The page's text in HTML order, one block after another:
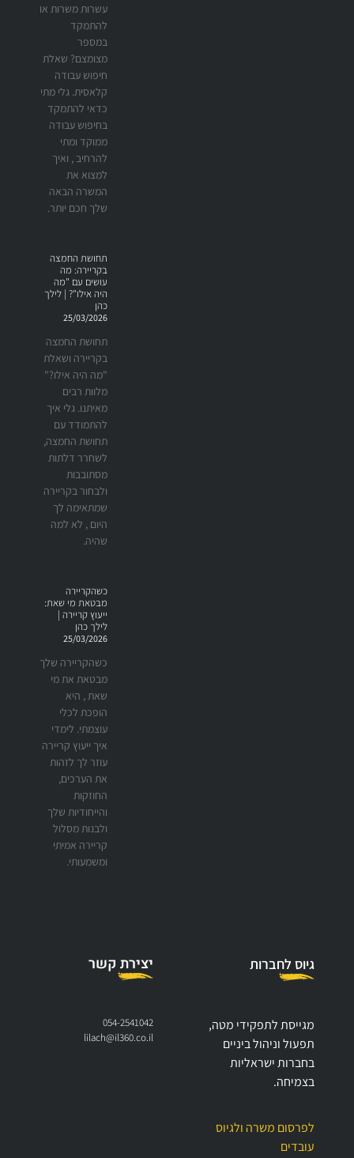
עשרות משרות או
להתמקד
במספר
מצומצם? שאלת
חיפוש עבודה
קלאסית. גלי מתי
כדאי להתמקד
בחיפוש עבודה
ממוקד ומתי
להרחיב , ואיך
למצוא את
המשרה הבאה
שלך חכם יותר.
תחושת החמצה
בקריירה: מה
עושים עם "מה
היה אילו"? | לילך
כהן
25/03/2026
תחושת החמצה
בקריירה ושאלת
"מה היה אילו?"
מלוות רבים
מאיתנו. גלי איך
להתמודד עם
תחושת החמצה,
לשחרר דלתות
מסתובבות
ולבחור בקריירה
שמתאימה לך
היום , לא למה
שהיה.
כשהקריירה
מבטאת מי שאת:
ייעוץ קריירה |
לילך כהן
25/03/2026
כשהקריירה שלך
מבטאת את מי
שאת , היא
הופכת לכלי
עוצמתי. לימדי
איך ייעוץ קריירה
עוזר לך לזהות
את הערכים,
החוזקות
והייחודיות שלך
ולבנות מסלול
קריירה אמיתי
ומשמעותי.
גיוס לחברות
מגייסת לתפקידי מטה,
תפעול וניהול ביניים
בחברות ישראליות
בצמיחה.
לפרסום משרה ולגיוס
עובדים
יצירת קשר
054-2541042
lilach@il360.co.il